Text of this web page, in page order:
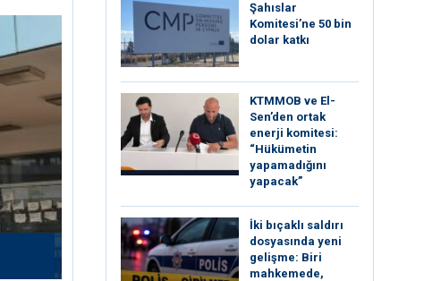
Şahıslar
Komitesi’ne 50 bin
dolar katkı
KTMMOB ve El-
Sen’den ortak
enerji komitesi:
“Hükümetin
yapamadığını
yapacak”
İki bıçaklı saldırı
dosyasında yeni
gelişme: Biri
mahkemede,